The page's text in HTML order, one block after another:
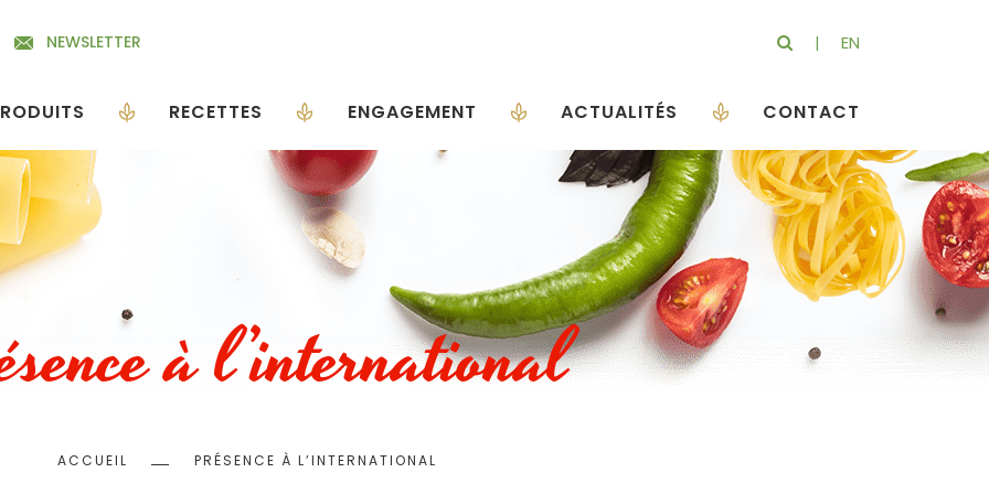
NEWSLETTER EN
RECETTES ENGAGEMENT ACTUALITÉS CONTACT
à l’international
Fil
ACCUEIL PRÉSENCE À L’INTERNATIONAL